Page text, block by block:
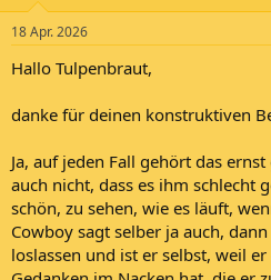
18 Apr. 2026
Hallo Tulpenbraut,
danke für deinen konstruktiven
Ja, auf jeden Fall gehört das
auch nicht, dass es ihm schlecht
schön, zu sehen, wie es läuft,
Cowboy sagt selber ja auch,
loslassen und ist er selbst, weil